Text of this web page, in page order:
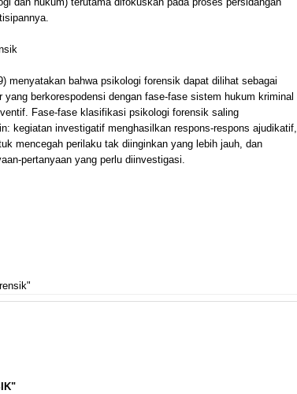
menyatakan bahwa psikologi forensik dapat dilihat sebagai
berkorespodensi dengan fase-fase sistem hukum kriminal
Fase-fase klasifikasi psikologi forensik saling
kegiatan investigatif menghasilkan respons-respons ajudikatif,
mencegah perilaku tak diinginkan yang lebih jauh, dan
pertanyaan yang perlu diinvestigasi.